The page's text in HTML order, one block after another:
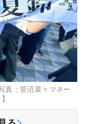
真：菅沼菜々マネー